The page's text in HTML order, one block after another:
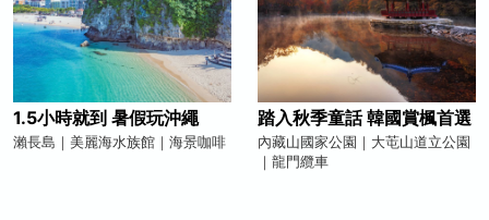
1.5小時就到 暑假玩沖繩
瀨長島｜美麗海水族館｜海景咖啡
踏入秋季童話 韓國賞楓首選
內藏山國家公園｜大芚山道立公園
｜龍門纜車